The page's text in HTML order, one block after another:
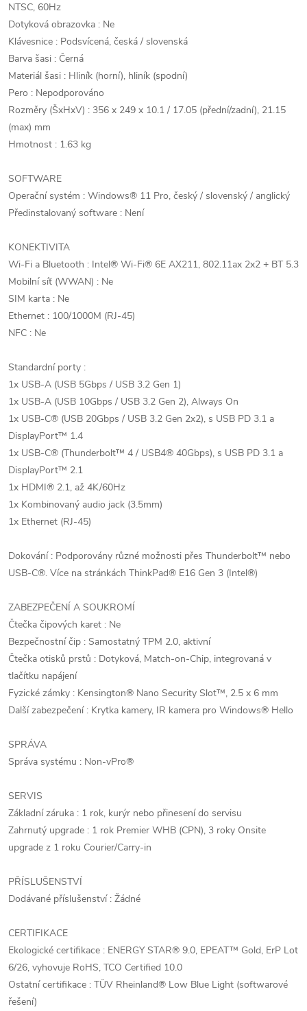
NTSC, 60Hz
Dotyková obrazovka : Ne
Klávesnice : Podsvícená, česká / slovenská
Barva šasi : Černá
Materiál šasi : Hliník (horní), hliník (spodní)
Pero : Nepodporováno
Rozměry (ŠxHxV) : 356 x 249 x 10.1 / 17.05 (přední/zadní), 21.15
(max) mm
Hmotnost : 1.63 kg
SOFTWARE
Operační systém : Windows® 11 Pro, český / slovenský / anglický
Předinstalovaný software : Není
KONEKTIVITA
Wi-Fi a Bluetooth : Intel® Wi-Fi® 6E AX211, 802.11ax 2x2 + BT 5.3
Mobilní síť (WWAN) : Ne
SIM karta : Ne
Ethernet : 100/1000M (RJ-45)
NFC : Ne
Standardní porty :
1x USB-A (USB 5Gbps / USB 3.2 Gen 1)
1x USB-A (USB 10Gbps / USB 3.2 Gen 2), Always On
1x USB-C® (USB 20Gbps / USB 3.2 Gen 2x2), s USB PD 3.1 a
DisplayPort™ 1.4
1x USB-C® (Thunderbolt™ 4 / USB4® 40Gbps), s USB PD 3.1 a
DisplayPort™ 2.1
1x HDMI® 2.1, až 4K/60Hz
1x Kombinovaný audio jack (3.5mm)
1x Ethernet (RJ-45)
Dokování : Podporovány různé možnosti přes Thunderbolt™ nebo
USB-C®. Více na stránkách ThinkPad® E16 Gen 3 (Intel®)
ZABEZPEČENÍ A SOUKROMÍ
Čtečka čipových karet : Ne
Bezpečnostní čip : Samostatný TPM 2.0, aktivní
Čtečka otisků prstů : Dotyková, Match-on-Chip, integrovaná v
tlačítku napájení
Fyzické zámky : Kensington® Nano Security Slot™, 2.5 x 6 mm
Další zabezpečení : Krytka kamery, IR kamera pro Windows® Hello
SPRÁVA
Správa systému : Non-vPro®
SERVIS
Základní záruka : 1 rok, kurýr nebo přinesení do servisu
Zahrnutý upgrade : 1 rok Premier WHB (CPN), 3 roky Onsite
upgrade z 1 roku Courier/Carry-in
PŘÍSLUŠENSTVÍ
Dodávané příslušenství : Žádné
CERTIFIKACE
Ekologické certifikace : ENERGY STAR® 9.0, EPEAT™ Gold, ErP Lot
6/26, vyhovuje RoHS, TCO Certified 10.0
Ostatní certifikace : TÜV Rheinland® Low Blue Light (softwarové
řešení)